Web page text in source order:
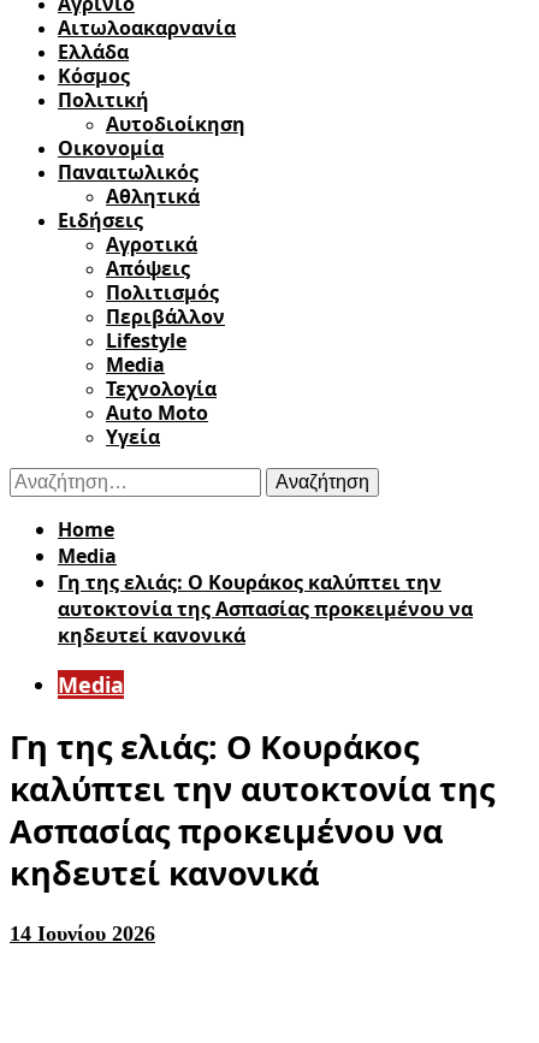
Αιτωλοακαρνανία
Ελλάδα
Κόσμος
Πολιτική
Αυτοδιοίκηση
Οικονομία
Παναιτωλικός
Αθλητικά
Ειδήσεις
Αγροτικά
Απόψεις
Πολιτισμός
Περιβάλλον
Lifestyle
Media
Τεχνολογία
Auto Moto
Υγεία
Αναζήτηση
για:
Home
Media
Γη της ελιάς: Ο Κουράκος καλύπτει την
αυτοκτονία της Ασπασίας προκειμένου να
κηδευτεί κανονικά
Media
Γη της ελιάς: Ο Κουράκος
καλύπτει την αυτοκτονία της
Ασπασίας προκειμένου να
κηδευτεί κανονικά
14 Ιουνίου 2026